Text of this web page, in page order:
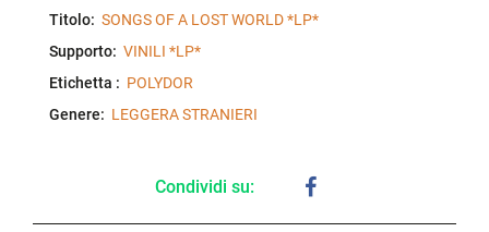
Titolo: SONGS OF A LOST WORLD *LP*
Supporto: VINILI *LP*
Etichetta : POLYDOR
Genere: LEGGERA STRANIERI
Condividi su: